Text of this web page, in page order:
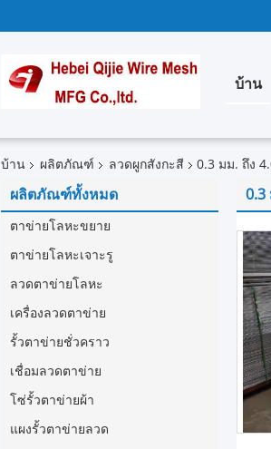
บ้าน
บ้าน ผลิตภัณฑ์ ลวดผูกสังกะสี 0.3 มม. ถึง
ผลิตภัณฑ์ทั้งหมด
ตาข่ายโลหะขยาย
ตาข่ายโลหะเจาะรู
ลวดตาข่ายโลหะ
เครื่องลวดตาข่าย
รั้วตาข่ายชั่วคราว
เชื่อมลวดตาข่าย
โซ่รั้วตาข่ายผ้า
แผงรั้วตาข่ายลวด
0.3